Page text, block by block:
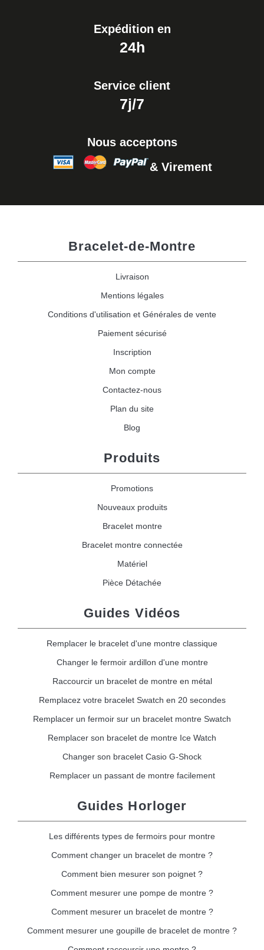
Expédition en
24h
Service client
7j/7
Nous acceptons
& Virement
Bracelet-de-Montre
Livraison
Mentions légales
Conditions d'utilisation et Générales de vente
Paiement sécurisé
Inscription
Mon compte
Contactez-nous
Plan du site
Blog
Produits
Promotions
Nouveaux produits
Bracelet montre
Bracelet montre connectée
Matériel
Pièce Détachée
Guides Vidéos
Remplacer le bracelet d'une montre classique
Changer le fermoir ardillon d'une montre
Raccourcir un bracelet de montre en métal
Remplacez votre bracelet Swatch en 20 secondes
Remplacer un fermoir sur un bracelet montre Swatch
Remplacer son bracelet de montre Ice Watch
Changer son bracelet Casio G-Shock
Remplacer un passant de montre facilement
Guides Horloger
Les différents types de fermoirs pour montre
Comment changer un bracelet de montre ?
Comment bien mesurer son poignet ?
Comment mesurer une pompe de montre ?
Comment mesurer un bracelet de montre ?
Comment mesurer une goupille de bracelet de montre ?